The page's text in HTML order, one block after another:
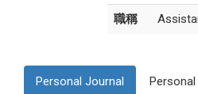
職稱
Personal Journal